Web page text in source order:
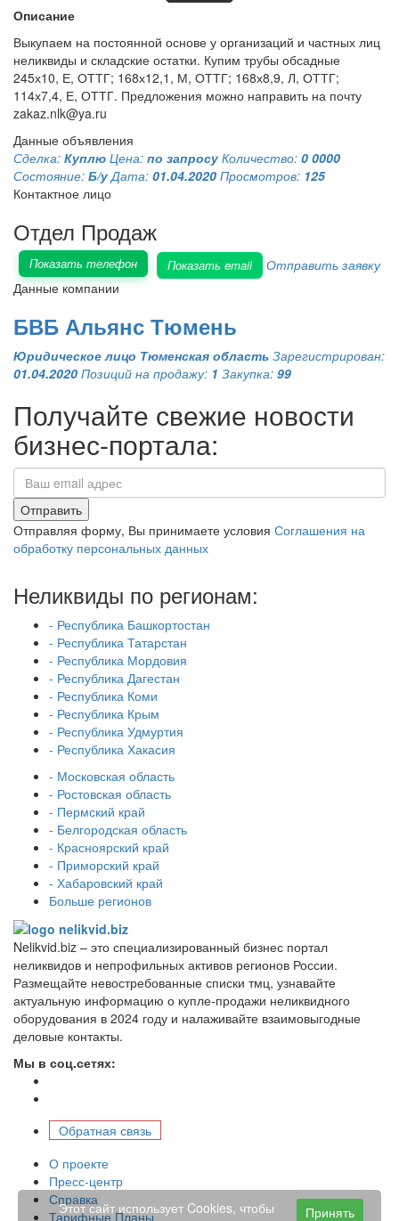
Описание
Выкупаем на постоянной основе у организаций и частных лиц
неликвиды и складские остатки. Купим трубы обсадные
245х10, Е, ОТТГ; 168х12,1, М, ОТТГ; 168х8,9, Л, ОТТГ;
114х7,4, Е, ОТТГ. Предложения можно направить на почту
zakaz.nlk@ya.ru
Данные объявления
Сделка: Куплю Цена: по запросу Количество: 0 0000
Состояние: Б/у Дата: 01.04.2020 Просмотров: 125
Контактное лицо
Отдел Продаж
Показать телефон Показать email
Отправить заявку
Данные компании
БВБ Альянс Тюмень
Юридическое лицо Тюменская область Зарегистрирован:
01.04.2020 Позиций на продажу: 1 Закупка: 99
Получайте свежие новости
бизнес-портала:
Отправить
Отправляя форму, Вы принимаете условия Соглашения на
обработку персональных данных
Неликвиды по регионам:
- Республика Башкортостан
- Республика Татарстан
- Республика Мордовия
- Республика Дагестан
- Республика Коми
- Республика Крым
- Республика Удмуртия
- Республика Хакасия
- Московская область
- Ростовская область
- Пермский край
- Белгородская область
- Красноярский край
- Приморский край
- Хабаровский край
Больше регионов
Nelikvid.biz – это специализированный бизнес портал
неликвидов и непрофильных активов регионов России.
Размещайте невостребованные списки тмц, узнавайте
актуальную информацию о купле-продажи неликвидного
оборудования в 2024 году и налаживайте взаимовыгодные
деловые контакты.
Мы в соц.сетях:
Обратная связь
О проекте
Пресс-центр
Справка
Тарифные Планы
Этот сайт использует Cookies, чтобы
Принять